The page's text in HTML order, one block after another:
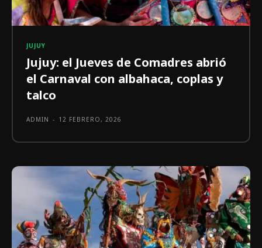
JUJUY
Jujuy: el Jueves de Comadres abrió
el Carnaval con albahaca, coplas y
talco
ADMIN - 12 FEBRERO, 2026